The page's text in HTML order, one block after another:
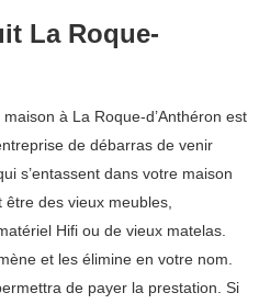
La Roque-
à La Roque-d’Anthéron est
de débarras de venir
s’entassent dans votre maison
des vieux meubles,
Hifi ou de vieux matelas.
et les élimine en votre nom.
de payer la prestation. Si